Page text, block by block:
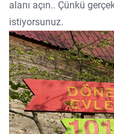
alanı açın.. Çünkü
istiyorsunuz.